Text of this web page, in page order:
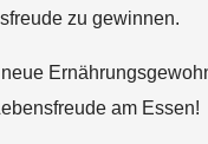
zu gewinnen.
am Essen!